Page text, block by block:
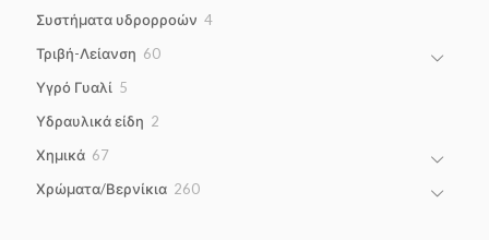
Συστήματα υδρορροών 44
Τριβή-Λείανση 6060
Υγρό Γυαλί 5
Υδραυλικά είδη 2
Χημικά 6767
Χρώματα/Βερνίκια 260260